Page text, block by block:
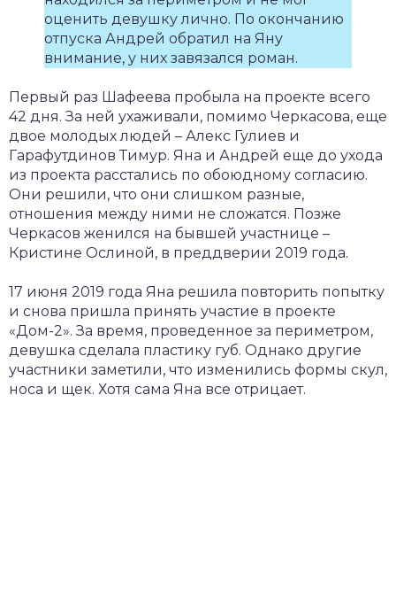
оценить девушку лично. По окончанию
отпуска Андрей обратил на Яну
внимание, у них завязался роман.
Первый раз Шафеева пробыла на проекте всего
42 дня. За ней ухаживали, помимо Черкасова, еще
двое молодых людей – Алекс Гулиев и
Гарафутдинов Тимур. Яна и Андрей еще до ухода
из проекта расстались по обоюдному согласию.
Они решили, что они слишком разные,
отношения между ними не сложатся. Позже
Черкасов женился на бывшей участнице –
Кристине Ослиной, в преддверии 2019 года.
17 июня 2019 года Яна решила повторить попытку
и снова пришла принять участие в проекте
«Дом-2». За время, проведенное за периметром,
девушка сделала пластику губ. Однако другие
участники заметили, что изменились формы скул,
носа и щек. Хотя сама Яна все отрицает.